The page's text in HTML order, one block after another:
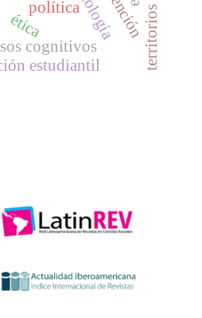
cognitivos
estudiantil
política
ética